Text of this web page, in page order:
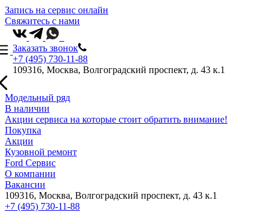
Запись на сервис онлайн
Свяжитесь с нами
Заказать звонок
+7 (495) 730-11-88
109316, Москва, Волгоградский проспект, д. 43 к.1
Модельный ряд
В наличии
Акции сервиса на которые стоит обратить внимание!
Покупка
Акции
Кузовной ремонт
Ford Сервис
О компании
Вакансии
109316, Москва, Волгоградский проспект, д. 43 к.1
+7 (495) 730-11-88